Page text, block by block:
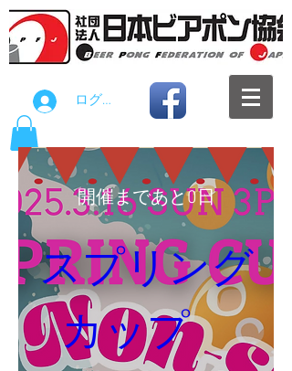
ログイン
開催まであと0日
スプリング
カップ